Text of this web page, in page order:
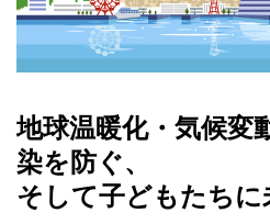
地球温暖化・気候変
染を防ぐ、
そして子どもたちに